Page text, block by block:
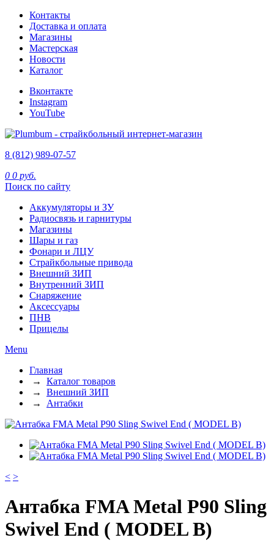
Контакты
Доставка и оплата
Магазины
Мастерская
Новости
Каталог
Вконтакте
Instagram
YouTube
8 (812) 989-07-57
0 0 руб.
Поиск по сайту
Аккумуляторы и ЗУ
Радиосвязь и гарнитуры
Магазины
Шары и газ
Фонари и ЛЦУ
Страйкбольные привода
Внешний ЗИП
Внутренний ЗИП
Снаряжение
Аксессуары
ПНВ
Прицелы
Menu
Главная
→ Каталог товаров
→ Внешний ЗИП
→ Антабки
< >
Антабка FMA Metal P90 Sling
Swivel End ( MODEL B)